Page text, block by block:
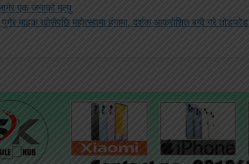
एक जनाको मृत्यु
माइक खोसेपछि महोत्सवमा हंगामा, दर्शक आक्रोशित बन्दै गरे तोडफोड